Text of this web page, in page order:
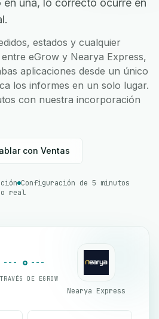
una, lo correcto ocurre en
estados y cualquier
eGrow y Nearya Express,
aplicaciones desde un único
los informes en un solo lugar.
con nuestra incorporación
con Ventas
Configuración de 5 minutos
real
DE EGROW
Nearya Express